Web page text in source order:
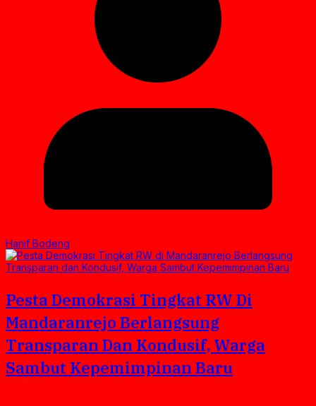
Hanif Bodeng
Pesta Demokrasi Tingkat RW Di
Mandaranrejo Berlangsung
Transparan Dan Kondusif, Warga
Sambut Kepemimpinan Baru